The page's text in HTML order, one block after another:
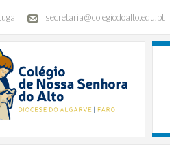
secretaria@colegiodoalto.edu.pt